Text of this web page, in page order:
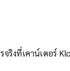
จริงที่เคาน์เตอร์